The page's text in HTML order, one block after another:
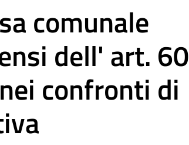
comunale
dell' art. 60
confronti di